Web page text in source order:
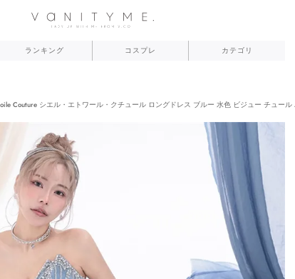
ランキング コスプレ カテゴリ
Couture シエル・エトワール・クチュール ロングドレス ブルー 水色 ビジュー チュール